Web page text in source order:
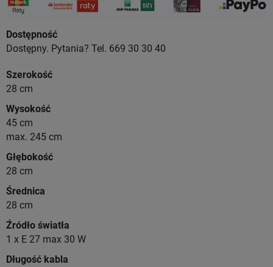
Dostępność
Dostępny. Pytania? Tel. 669 30 30 40
Szerokość
28 cm
Wysokość
45 cm
max. 245 cm
Głębokość
28 cm
Średnica
28 cm
Źródło światła
1 x E 27 max 30 W
Długość kabla